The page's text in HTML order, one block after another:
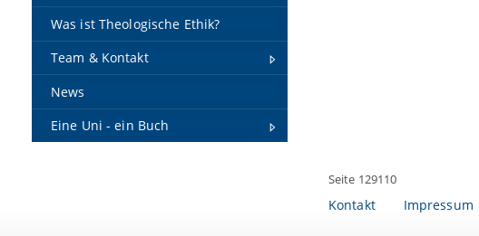
Was ist Theologische Ethik?
Team & Kontakt
News
Eine Uni - ein Buch
Seite 129110
Kontakt Impressum